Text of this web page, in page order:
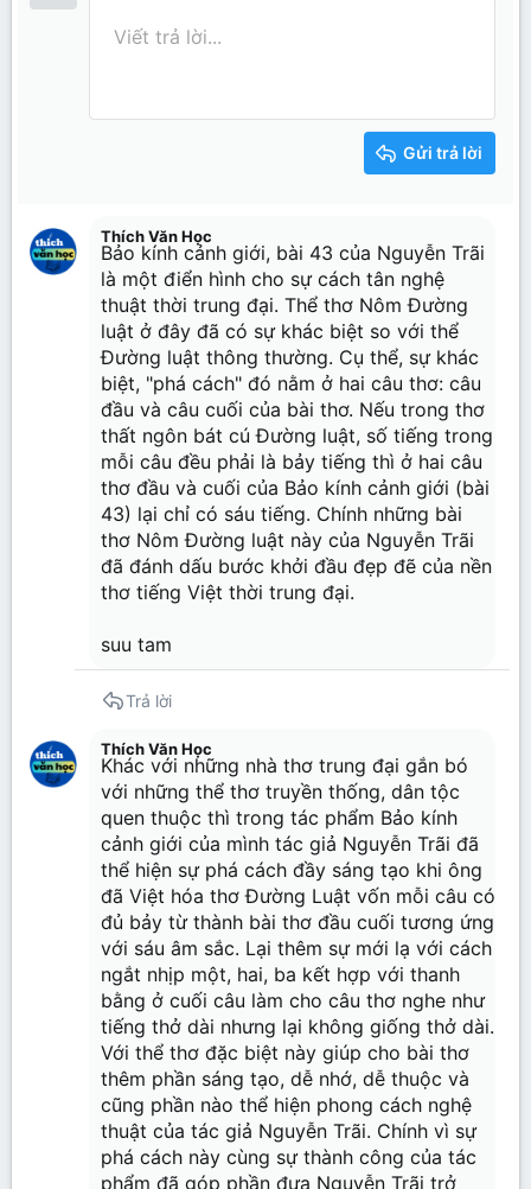
Kích thước
26
Màu chữPhông chữ
Trebuchet MS
Verdana
Tăng lề
Justify text
Heading 2
Heading 3
Mặt cườiTrích dẫn
Media
RedoToggle BB code
Xóa định dạng
Viết trả lời...
Gửi trả lời
Thích Văn Học
Bảo kính cảnh giới, bài 43 của Nguyễn Trãi
là một điển hình cho sự cách tân nghệ
thuật thời trung đại. Thể thơ Nôm Đường
luật ở đây đã có sự khác biệt so với thể
Đường luật thông thường. Cụ thể, sự khác
biệt, "phá cách" đó nằm ở hai câu thơ: câu
đầu và câu cuối của bài thơ. Nếu trong thơ
thất ngôn bát cú Đường luật, số tiếng trong
mỗi câu đều phải là bảy tiếng thì ở hai câu
thơ đầu và cuối của Bảo kính cảnh giới (bài
43) lại chỉ có sáu tiếng. Chính những bài
thơ Nôm Đường luật này của Nguyễn Trãi
đã đánh dấu bước khởi đầu đẹp đẽ của nền
thơ tiếng Việt thời trung đại.
suu tam
Trả lời
Thích Văn Học
Khác với những nhà thơ trung đại gắn bó
với những thể thơ truyền thống, dân tộc
quen thuộc thì trong tác phẩm Bảo kính
cảnh giới của mình tác giả Nguyễn Trãi đã
thể hiện sự phá cách đầy sáng tạo khi ông
đã Việt hóa thơ Đường Luật vốn mỗi câu có
đủ bảy từ thành bài thơ đầu cuối tương ứng
với sáu âm sắc. Lại thêm sự mới lạ với cách
ngắt nhịp một, hai, ba kết hợp với thanh
bằng ở cuối câu làm cho câu thơ nghe như
tiếng thở dài nhưng lại không giống thở dài.
Với thể thơ đặc biệt này giúp cho bài thơ
thêm phần sáng tạo, dễ nhớ, dễ thuộc và
cũng phần nào thể hiện phong cách nghệ
thuật của tác giả Nguyễn Trãi. Chính vì sự
phá cách này cùng sự thành công của tác
phẩm đã góp phần đưa Nguyễn Trãi trở